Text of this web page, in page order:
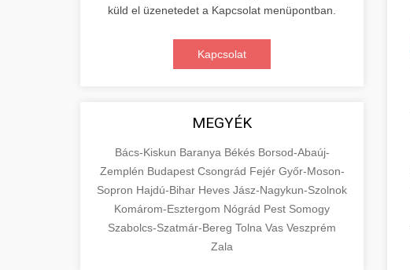
küld el üzenetedet a Kapcsolat menüpontban.
Kapcsolat
MEGYÉK
Bács-Kiskun Baranya Békés Borsod-Abaúj-
Zemplén Budapest Csongrád Fejér Győr-Moson-
Sopron Hajdú-Bihar Heves Jász-Nagykun-Szolnok
Komárom-Esztergom Nógrád Pest Somogy
Szabolcs-Szatmár-Bereg Tolna Vas Veszprém
Zala